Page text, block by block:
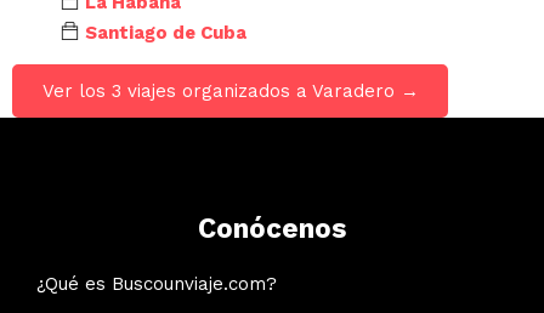
Santiago de Cuba
Ver los 3 viajes organizados a Varadero →
Conócenos
¿Qué es Buscounviaje.com?